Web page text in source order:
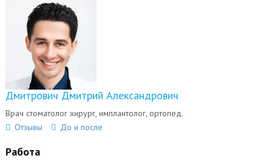
Дмитрович Дмитрий Александрович
Врач стоматолог хирург, имплантолог, ортопед.
Отзывы
До и после
Работа